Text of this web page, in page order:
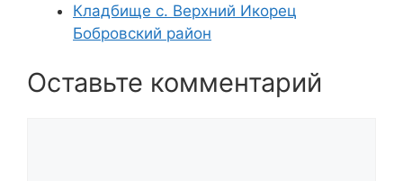
Кладбище с. Верхний Икорец
Бобровский район
Оставьте комментарий